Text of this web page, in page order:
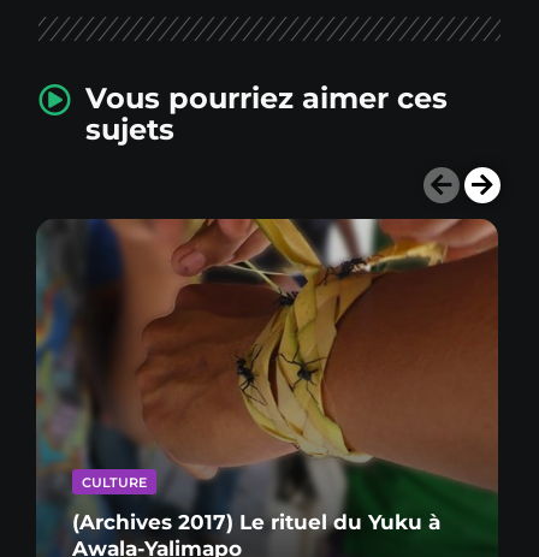
Vous pourriez aimer ces
sujets
CULTURE
(Archives 2017) Le rituel du Yuku à
Awala-Yalimapo